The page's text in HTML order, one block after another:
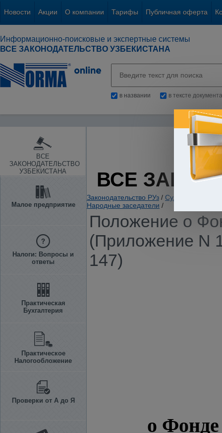
Новости Акции О компании Тарифы Публичная оферта
Информационно-поисковые и экспертные системы
ВСЕ ЗАКОНОДАТЕЛЬСТВО УЗБЕКИСТАНА
в названии в тексте документа
ВСЕ
ЗАКОНОДАТЕЛЬСТВО
УЗБЕКИСТАНА
Малое предприятие
Налоги: Вопросы и
ответы
Практическая
Бухгалтерия
Практическое
Налогообложение
Проверки от А до Я
ВСЕ
Законодательство РУз / Судебная
Народные заседатели /
Положение о
(Приложение N
147)
о Фонде